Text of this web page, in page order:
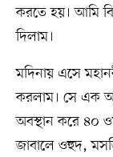
করতে হয়। আমি
দিলাম।
মদিনায় এসে
করলাম। সে এক
অবস্থান করে ৪০
জাবালে ওহুদ,